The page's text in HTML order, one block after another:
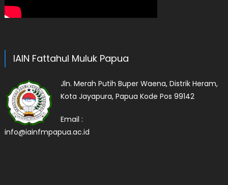
IAIN Fattahul Muluk Papua
Jln. Merah Putih Buper Waena, Distrik Heram,
Kota Jayapura, Papua Kode Pos 99142
Email :
info@iainfmpapua.ac.id